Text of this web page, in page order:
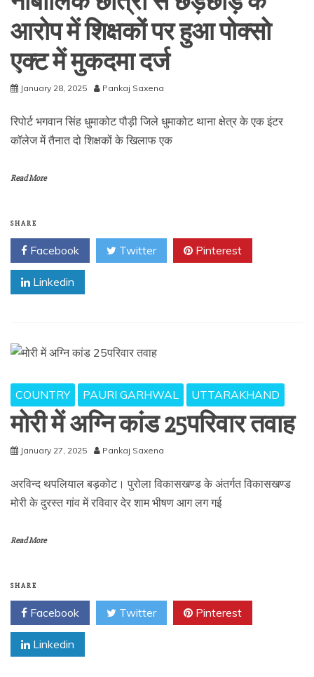
आरोप में शिक्षकों पर हुआ पोक्सो
एक्ट में मुकदमा दर्ज
January 28, 2025 Pankaj Saxena
रिपोर्ट भगवान सिंह धुमाकोट पौड़ी जिले धुमाकोट थाना क्षेत्र के एक इंटर
कॉलेज में तैनात दो शिक्षकों के खिलाफ एक
Read More
SHARE
Facebook Twitter Pinterest
Linkedin
COUNTRY PAURI GARHWAL UTTARAKHAND
मोरी में अग्नि कांड 25परिवार तवाह
January 27, 2025 Pankaj Saxena
अरविन्द थपलियाल बड़कोट। पुरोला विकासखण्ड के अंतर्गत विकासखण्ड
मोरी के दुरस्त गांव में रविवार देर शाम भीषण आग लग गई
Read More
SHARE
Facebook Twitter Pinterest
Linkedin